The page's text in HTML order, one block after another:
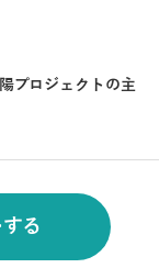
プロジェクトの主
る